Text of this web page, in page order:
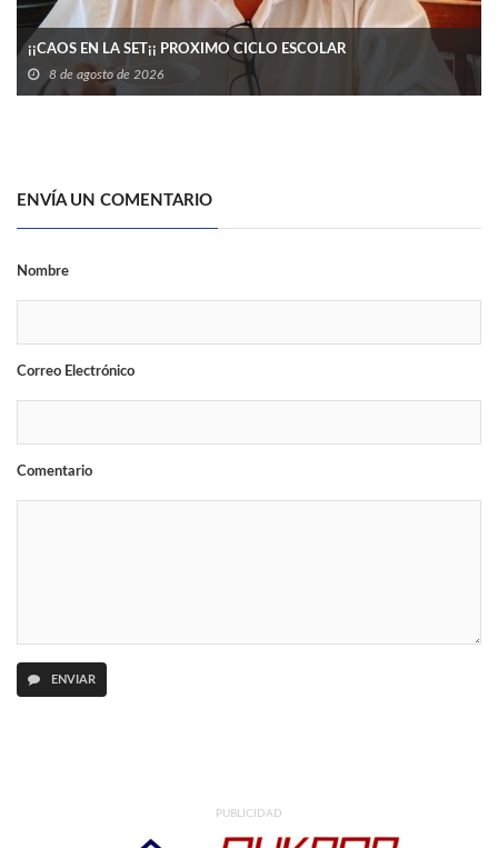
¡¡CAOS EN LA SET¡¡ PROXIMO CICLO ESCOLAR
8 de agosto de 2026
ENVÍA UN COMENTARIO
Nombre
Correo Electrónico
Comentario
ENVIAR
PUBLICIDAD